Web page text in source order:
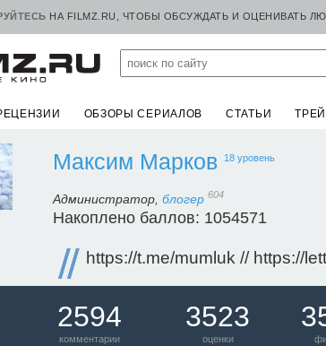
НА FILMZ.RU, ЧТОБЫ ОБСУЖДАТЬ И ОЦЕНИВАТЬ
ОБЗОРЫ СЕРИАЛОВ СТАТЬИ
Максим Марков 18 уровень
Администратор, блогер 604
Накоплено баллов: 1054571
https://t.me/mumluk // https://
2594
комментарии
3523
оценки